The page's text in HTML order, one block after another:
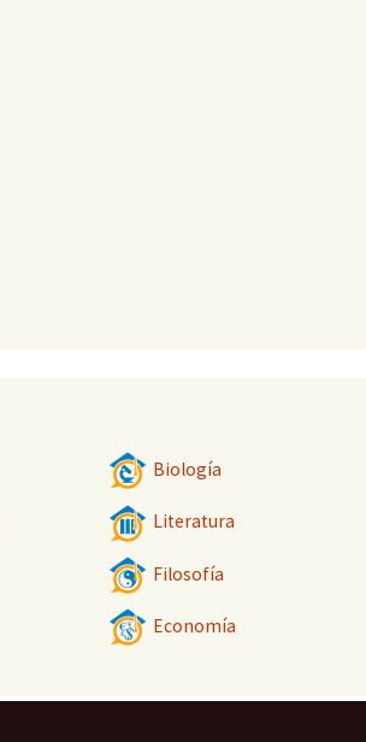
Biología
Literatura
Filosofía
Economía